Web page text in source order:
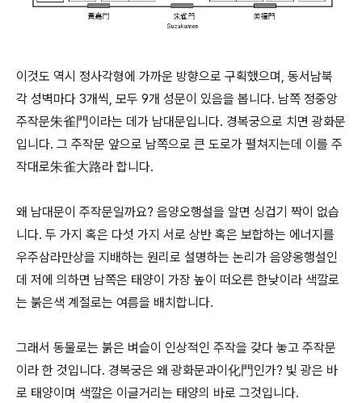
이것도 역시 정사각형에 가까운 방향으로 구획했으며, 동서남북
각 성벽마다 3개씩, 모두 9개 성문이 있음을 봅니다. 남쪽 정중앙
주작문朱雀門이라는 데가 남대문입니다. 경복궁으로 치면 광화문
입니다. 그 주작문 앞으로 남쪽으로 큰 도로가 펼쳐지는데 이를 주
작대로朱雀大路라 합니다.
왜 남대문이 주작문일까요? 음양오행설을 알면 싱겁기 짝이 없습
니다. 두 가지 혹은 다섯 가지 서로 상반 혹은 보합하는 에너지를
우주삼라만상을 지배하는 원리로 설명하는 논리가 음양옹행설인
데 저에 의하면 남쪽은 태양이 가장 높이 떠오른 한낮이라 색깔로
는 붉은색 계절로는 여름을 배치합니다.
그래서 동물로는 붉은 벼슬이 인상적인 주작을 갖다 놓고 주작문
이라 한 것입니다. 경복궁은 왜 광화문과이化門인가? 빛 광은 바
로 태양이며 색깔은 이글거리는 태양의 바로 그것입니다.